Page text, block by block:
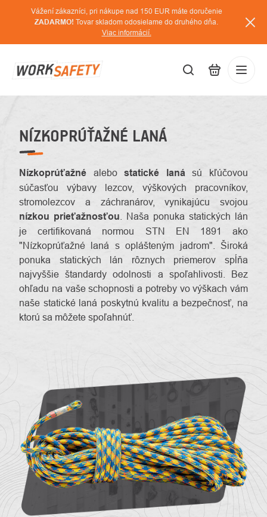
Vážení zákazníci, pri nákupe nad 150 EUR máte doručenie
ZADARMO! Tovar skladom odosielame do druhého dňa.
Viac informácií.
O
nás
Kontakty
NÍZKOPRÚŤAŽNÉ LANÁ
Nízkoprúťažné alebostatické lanású kľúčovou
súčasťou výbavy lezcov, výškových pracovníkov,
stromolezcov a záchranárov, vynikajúcu svojou
nízkou prieťažnosťou . Naša ponuka statických lán
je certifikovaná normou STN EN 1891 ako
"Nízkoprúťažné laná s oplášteným jadrom". Široká
ponuka statických lán rôznych priemerov spĺňa
najvyššie štandardy odolnosti a spoľahlivosti. Bez
ohľadu na vaše schopnosti a potreby vo výškach vám
naše statické laná poskytnú kvalitu a bezpečnosť, na
ktorú sa môžete spoľahnúť.